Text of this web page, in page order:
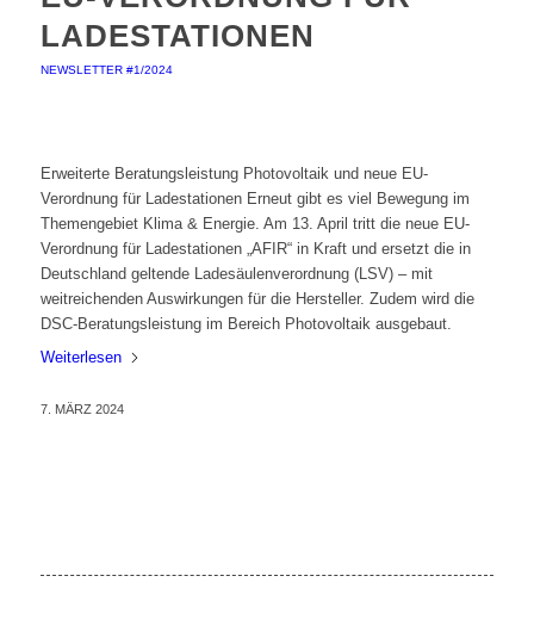
LADESTATIONEN
NEWSLETTER #1/2024
Erweiterte Beratungsleistung Photovoltaik und neue EU-
Verordnung für Ladestationen Erneut gibt es viel Bewegung im
Themengebiet Klima & Energie. Am 13. April tritt die neue EU-
Verordnung für Ladestationen „AFIR“ in Kraft und ersetzt die in
Deutschland geltende Ladesäulenverordnung (LSV) – mit
weitreichenden Auswirkungen für die Hersteller. Zudem wird die
DSC-Beratungsleistung im Bereich Photovoltaik ausgebaut.
Weiterlesen
7. MÄRZ 2024